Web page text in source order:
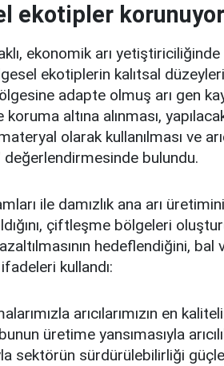
ekotipler korunuyor
ekonomik arı
ekotiplerin kalıtsal
adapte olmuş arı gen
altına alınması,
olarak kullanılması ve
değerlendirmesinde bulundu.
ile damızlık ana arı
çiftleşme bölgeleri
azaltılmasının hedeflendiğini,
kullandı:
arıcılarımızın en
üretime yansımasıyla
sektörün sürdürülebilirliği